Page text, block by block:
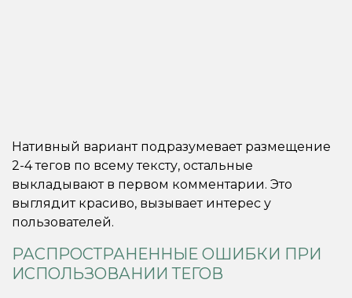
Нативный вариант подразумевает размещение
2-4 тегов по всему тексту, остальные
выкладывают в первом комментарии. Это
выглядит красиво, вызывает интерес у
пользователей.
РАСПРОСТРАНЕННЫЕ ОШИБКИ ПРИ
ИСПОЛЬЗОВАНИИ ТЕГОВ